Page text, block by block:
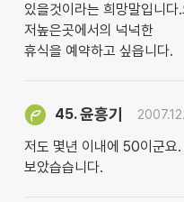
있을것이라는 희망말입니
저높은곳에서의 넉넉한
휴식을 예약하고 싶읍니다.
45.윤흥기
저도 몇년 이내에 50이군요
보았습습니다.